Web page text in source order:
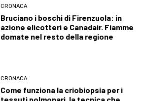
CRONACA
Bruciano i boschi di Firenzuola: in
azione elicotteri e Canadair. Fiamme
domate nel resto della regione
CRONACA
Come funziona la criobiopsia per i